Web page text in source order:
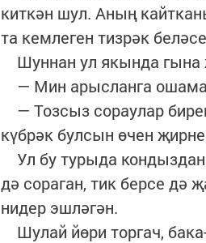
киткән шул. Аның
та кемлеген тизрәк
Шуннан ул якында гына
— Мин арысланга
— Тозсыз сораулар
күбрәк булсын өчен
Ул бу турыда
дә сораган, тик берсе дә
нидер эшләгән.
Шулай йөри торгач,